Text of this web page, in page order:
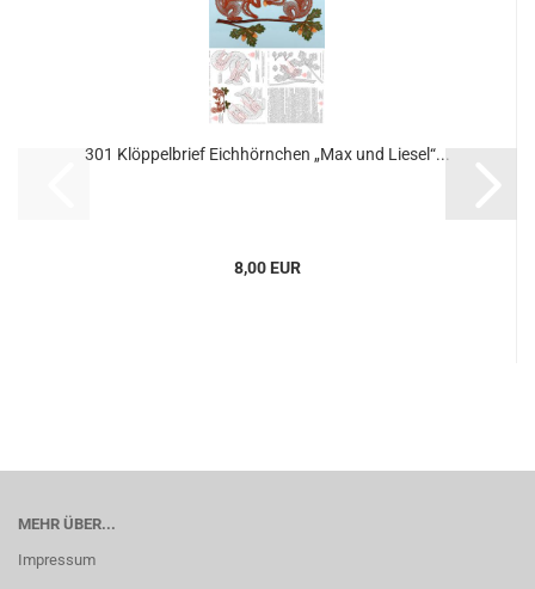
301 Klöppelbrief Eichhörnchen „Max und Liesel“...
8,00 EUR
MEHR ÜBER...
Impressum